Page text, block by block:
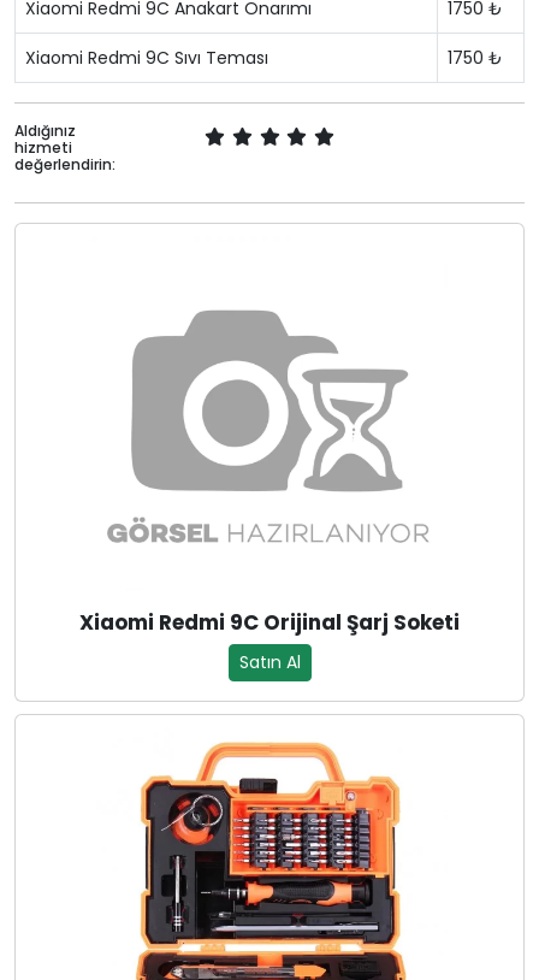
Xiaomi Redmi 9C Anakart Onarımı 1750 ₺
Xiaomi Redmi 9C Sıvı Teması 1750 ₺
Aldığınız
hizmeti
değerlendirin:
Xiaomi Redmi 9C Orijinal Şarj Soketi
Satın Al